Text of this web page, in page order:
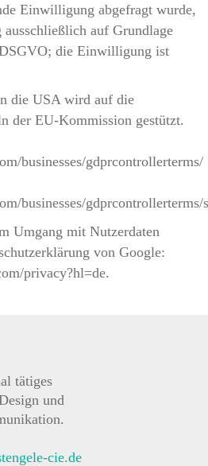
Einwilligung abgefragt wurde,
auf Grundlage
die Einwilligung ist
die USA wird auf die
der EU-Kommission gestützt.
businesses/gdprcontrollerterms/
businesses/gdprcontrollerterms/
Umgang mit Nutzerdaten
von Google:
privacy?hl=de.
tätiges
und
cie.de